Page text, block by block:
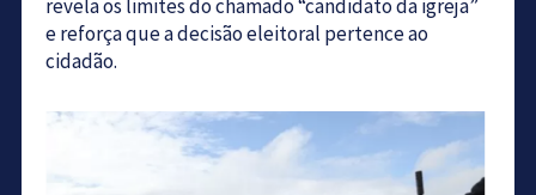
revela os limites do chamado “candidato da igreja”
e reforça que a decisão eleitoral pertence ao
cidadão.